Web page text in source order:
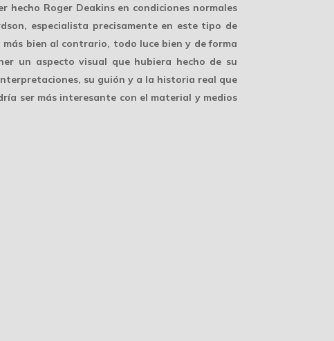
hecho Roger Deakins en condiciones normales
especialista precisamente en este tipo de
bien al contrario, todo luce bien y de forma
un aspecto visual que hubiera hecho de su
su guión y a la historia real que
ser más interesante con el material y medios